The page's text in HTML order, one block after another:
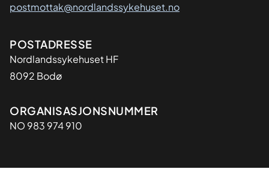
postmottak@nordlandssykehuset.no
Adresse
POSTADRESSE
Nordlandssykehuset HF
8092 Bodø
Organisasjon
ORGANISASJONSNUMMER
NO 983 974 910